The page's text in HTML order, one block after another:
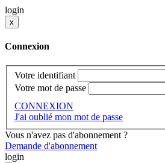
login
x
Connexion
Votre identifiant
Votre mot de passe
CONNEXION
J'ai oublié mon mot de passe
Vous n'avez pas d'abonnement ?
Demande d'abonnement
login